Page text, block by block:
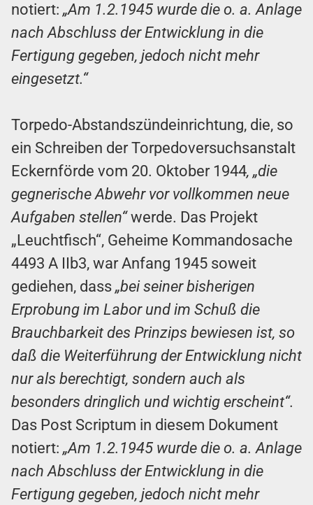
notiert: „Am 1.2.1945 wurde die o. a. Anlage
nach Abschluss der Entwicklung in die
Fertigung gegeben, jedoch nicht mehr
eingesetzt.“
Torpedo-Abstandszündeinrichtung, die, so
ein Schreiben der Torpedoversuchsanstalt
Eckernförde vom 20. Oktober 1944, „die
gegnerische Abwehr vor vollkommen neue
Aufgaben stellen“werde. Das Projekt
„Leuchtfisch“, Geheime Kommandosache
4493 A IIb3, war Anfang 1945 soweit
gediehen, dass „bei seiner bisherigen
Erprobung im Labor und im Schuß die
Brauchbarkeit des Prinzips bewiesen ist, so
daß die Weiterführung der Entwicklung nicht
nur als berechtigt, sondern auch als
besonders dringlich und wichtig erscheint“.
Das Post Scriptum in diesem Dokument
notiert: „Am 1.2.1945 wurde die o. a. Anlage
nach Abschluss der Entwicklung in die
Fertigung gegeben, jedoch nicht mehr